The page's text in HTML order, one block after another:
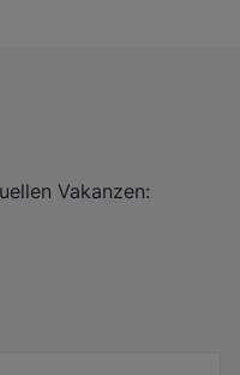
Vakanzen: